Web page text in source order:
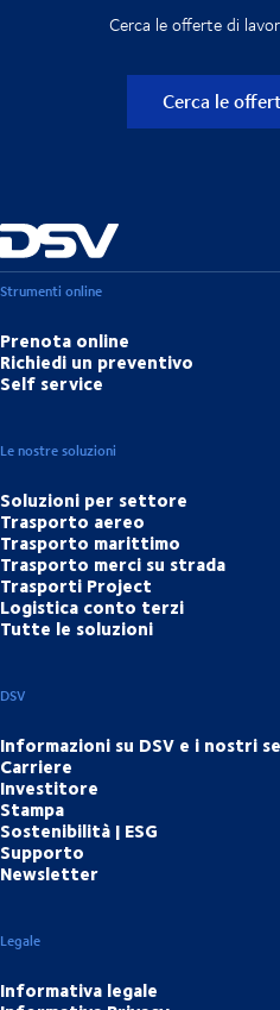
Cerca le offerte di
Cerca le
Strumenti online
Prenota online
Richiedi un preventivo
Self service
Le nostre soluzioni
Soluzioni per settore
Trasporto aereo
Trasporto marittimo
Trasporto merci su strada
Trasporti Project
Logistica conto terzi
Tutte le soluzioni
DSV
Informazioni su DSV e i nostri
Carriere
Investitore
Stampa
Sostenibilità | ESG
Supporto
Newsletter
Legale
Informativa legale